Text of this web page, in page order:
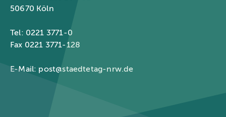
50670 Köln
Tel: 0221 3771-0
Fax 0221 3771-128
E-Mail: post@staedtetag-nrw.de